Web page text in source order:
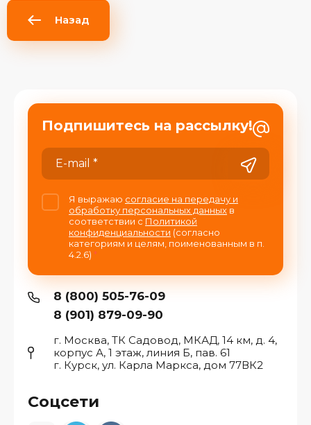
Назад
8 (800) 505-76-09
8 (901) 879-09-90
г. Москва, ТК Садовод, МКАД, 14 км, д. 4,
корпус А, 1 этаж, линия Б, пав. 61
г. Курск, ул. Карла Маркса, дом 77ВК2
Соцсети
Подпишитесь на рассылку!
Я выражаю согласие на передачу и
обработку персональных данных в
соответствии с Политикой
конфиденциальности (согласно
категориям и целям, поименованным в п.
4.2.6) *